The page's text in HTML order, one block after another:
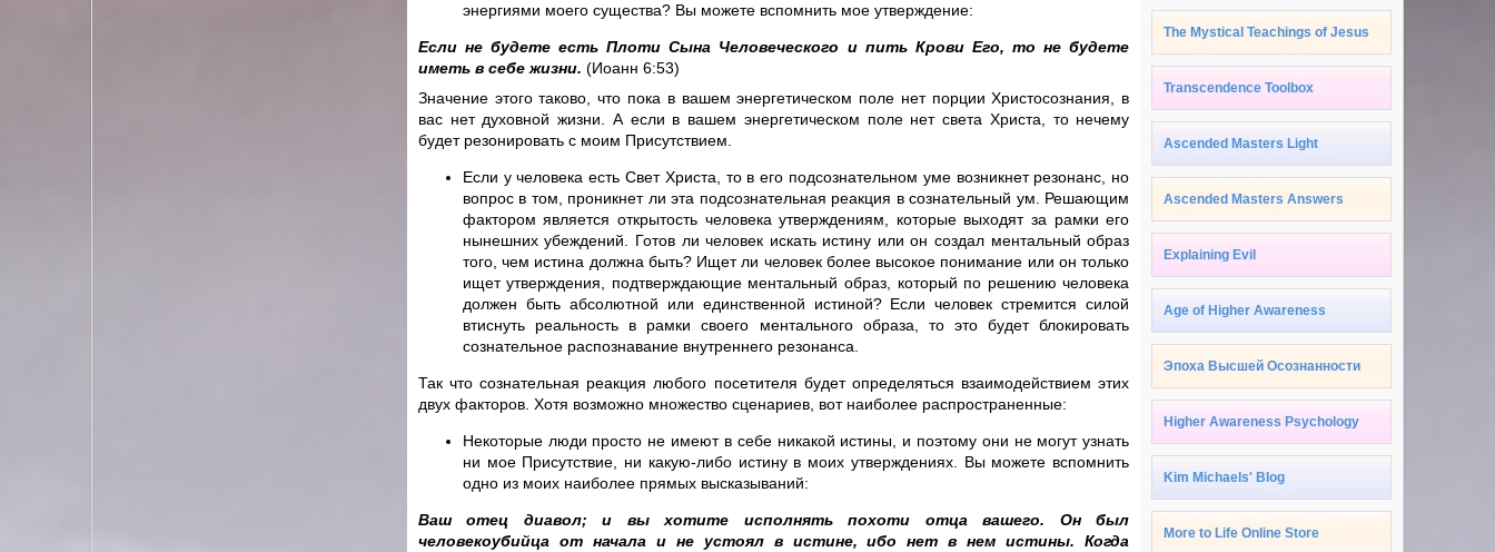
энергиями моего существа? Вы можете вспомнить мое утверждение:
Если не будете есть Плоти Сына Человеческого и пить Крови Его, то не будете
иметь в себе жизни. (Иоанн 6:53)
Значение этого таково, что пока в вашем энергетическом поле нет порции Христосознания, в
вас нет духовной жизни. А если в вашем энергетическом поле нет света Христа, то нечему
будет резонировать с моим Присутствием.
Если у человека есть Свет Христа, то в его подсознательном уме возникнет резонанс, но
вопрос в том, проникнет ли эта подсознательная реакция в сознательный ум. Решающим
фактором является открытость человека утверждениям, которые выходят за рамки его
нынешних убеждений. Готов ли человек искать истину или он создал ментальный образ
того, чем истина должна быть? Ищет ли человек более высокое понимание или он только
ищет утверждения, подтверждающие ментальный образ, который по решению человека
должен быть абсолютной или единственной истиной? Если человек стремится силой
втиснуть реальность в рамки своего ментального образа, то это будет блокировать
сознательное распознавание внутреннего резонанса.
Так что сознательная реакция любого посетителя будет определяться взаимодействием этих
двух факторов. Хотя возможно множество сценариев, вот наиболее распространенные:
Некоторые люди просто не имеют в себе никакой истины, и поэтому они не могут узнать
ни мое Присутствие, ни какую-либо истину в моих утверждениях. Вы можете вспомнить
одно из моих наиболее прямых высказываний:
Ваш отец диавол; и вы хотите исполнять похоти отца вашего. Он был
человекоубийца от начала и не устоял в истине, ибо нет в нем истины. Когда
The Mystical Teachings of Jesus
Transcendence Toolbox
Ascended Masters Light
Ascended Masters Answers
Explaining Evil
Age of Higher Awareness
Эпоха Высшей Осознанности
Higher Awareness Psychology
Kim Michaels' Blog
More to Life Online Store